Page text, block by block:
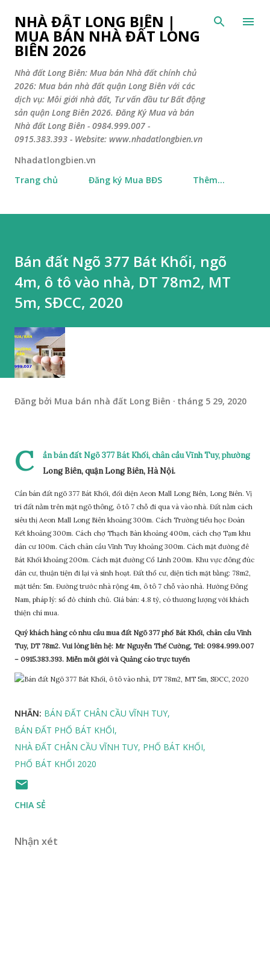
Chuyển đến nội dung chính
NHÀ ĐẤT LONG BIÊN |
MUA BÁN NHÀ ĐẤT LONG
BIÊN 2026
Nhà đất Long Biên: Mua bán Nhà đất chính chủ
2026: Mua bán nhà đất quận Long Biên với các
dịch vụ: Môi giới nhà đất, Tư vấn đầu tư Bất động
sản quận Long Biên 2026. Đăng Ký Mua và bán
Nhà đất Long Biên - 0984.999.007 -
0915.383.393 - Website: www.nhadatlongbien.vn
Nhadatlongbien.vn
Trang chủ
Đăng ký Mua BĐS Thêm…
Bán đất Ngõ 377 Bát Khối, ngõ
4m, ô tô vào nhà, DT 78m2, MT
5m, SĐCC, 2020
Đăng bởi Mua bán nhà đất Long Biên tháng 5 29, 2020
C
ần bán đất Ngõ 377 Bát Khối, chân cầu Vĩnh Tuy, phường
Long Biên, quận Long Biên, Hà Nội.
Cần bán đất ngõ 377 Bát Khối, đối diện Aeon Mall Long Biên, Long Biên. Vị
trí đất nằm trên mặt ngõ thông, ô tô 7 chỗ đi qua và vào nhà. Đất nằm cách
siêu thị Aeon Mall Long Biên khoảng 300m. Cách Trường tiểu học Đoàn
Kết khoảng 300m. Cách chợ Thạch Bàn khoảng 400m, cách chợ Tạm khu
dân cư 100m. Cách chân cầu Vĩnh Tuy khoảng 300m. Cách mặt đường đê
Bát Khối khoảng 200m. Cách mặt đường Cổ Linh 200m. Khu vực đông đúc
dân cư, thuận tiện đi lại và sinh hoạt. Đất thổ cư, diện tích mặt bằng: 78m2,
mặt tiền: 5m. Đường trước nhà rộng 4m, ô tô 7 chỗ vào nhà. Hướng Đông
Nam, pháp lý: sổ đỏ chính chủ. Giá bán: 4.8 tỷ, có thương lượng với khách
thiện chí mua.
Quý khách hàng có nhu cầu mua đất Ngõ 377 phố Bát Khối, chân cầu Vĩnh
Tuy, DT 78m2. Vui lòng liên hệ: Mr Nguyễn Thế Cường, Tel: 0984.999.007
– 0915.383.393. Miễn môi giới và Quảng cáo trực tuyến
NHÃN: BÁN ĐẤT CHÂN CẦU VĨNH TUY
BÁN ĐẤT PHỐ BÁT KHỐI
NHÀ ĐẤT CHÂN CẦU VĨNH TUY PHỐ BÁT KHỐI
PHỐ BÁT KHỐI 2020
CHIA SẺ
Nhận xét